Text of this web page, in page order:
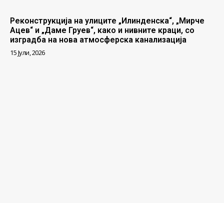
Реконструкција на улиците „Илинденска“, „Мирче
Ацев“ и „Даме Груев“, како и нивните краци, со
изградба на нова атмосферска канализација
15 Јули, 2026